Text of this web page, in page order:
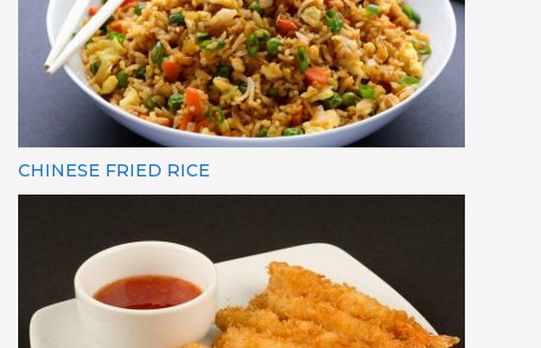
CHINESE FRIED RICE